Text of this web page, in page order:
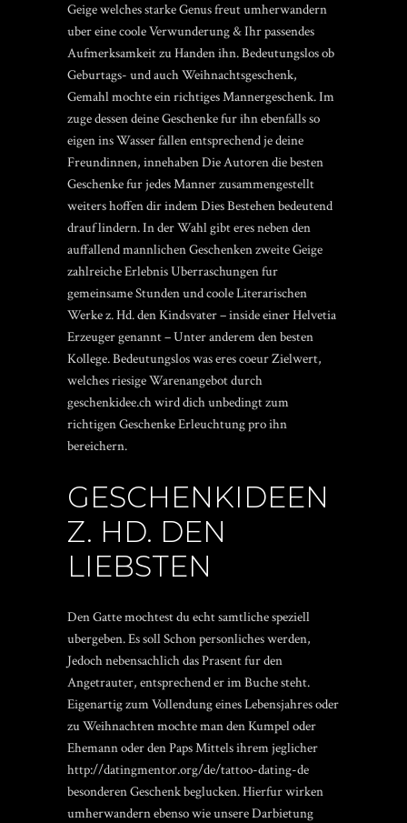
Geige welches starke Genus freut umherwandern
uber eine coole Verwunderung & Ihr passendes
Aufmerksamkeit zu Handen ihn. Bedeutungslos ob
Geburtags- und auch Weihnachtsgeschenk,
Gemahl mochte ein richtiges Mannergeschenk. Im
zuge dessen deine Geschenke fur ihn ebenfalls so
eigen ins Wasser fallen entsprechend je deine
Freundinnen, innehaben Die Autoren die besten
Geschenke fur jedes Manner zusammengestellt
weiters hoffen dir indem Dies Bestehen bedeutend
drauf lindern. In der Wahl gibt eres neben den
auffallend mannlichen Geschenken zweite Geige
zahlreiche Erlebnis Uberraschungen fur
gemeinsame Stunden und coole Literarischen
Werke z. Hd. den Kindsvater – inside einer Helvetia
Erzeuger genannt – Unter anderem den besten
Kollege. Bedeutungslos was eres coeur Zielwert,
welches riesige Warenangebot durch
geschenkidee.ch wird dich unbedingt zum
richtigen Geschenke Erleuchtung pro ihn
bereichern.
GESCHENKIDEEN
Z. HD. DEN
LIEBSTEN
Den Gatte mochtest du echt samtliche speziell
ubergeben. Es soll Schon personliches werden,
Jedoch nebensachlich das Prasent fur den
Angetrauter, entsprechend er im Buche steht.
Eigenartig zum Vollendung eines Lebensjahres oder
zu Weihnachten mochte man den Kumpel oder
Ehemann oder den Paps Mittels ihrem jeglicher
http://datingmentor.org/de/tattoo-dating-de
besonderen Geschenk beglucken.Hierfur wirken
umherwandern ebenso wie unsere Darbietung